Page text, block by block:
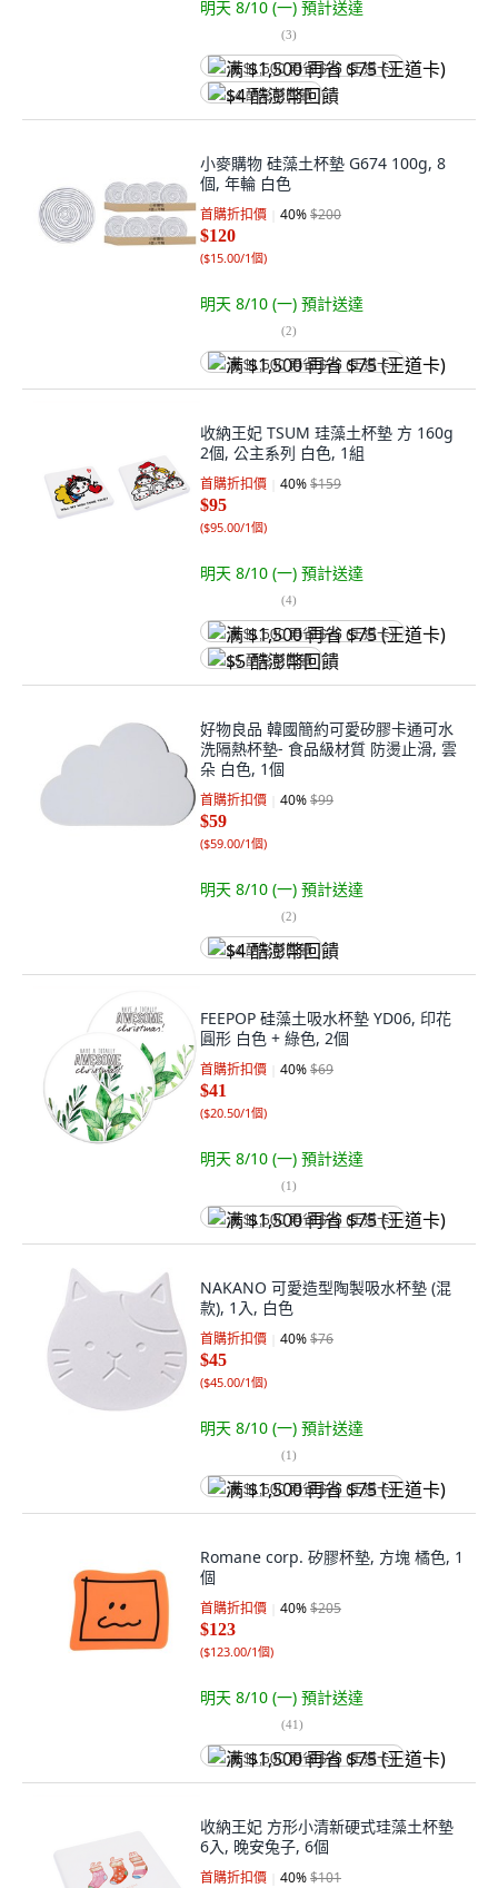
明天 8/10 (一) 預計送達
(3)
满 $1,500 再省 $75 (王道卡)
$4 酷澎幣回饋
小麥購物 硅藻土杯墊 G674 100g, 8
個, 年輪 白色
首購折扣價 40%$200
$120
($15.00/1個)
明天 8/10 (一) 預計送達
(2)
满 $1,500 再省 $75 (王道卡)
收納王妃 TSUM 珪藻土杯墊 方 160g
2個, 公主系列 白色, 1組
首購折扣價 40%$159
$95
($95.00/1個)
明天 8/10 (一) 預計送達
(4)
满 $1,500 再省 $75 (王道卡)
$5 酷澎幣回饋
好物良品 韓國簡約可愛矽膠卡通可水
洗隔熱杯墊- 食品級材質 防燙止滑, 雲
朵 白色, 1個
首購折扣價 40%$99
$59
($59.00/1個)
明天 8/10 (一) 預計送達
(2)
$4 酷澎幣回饋
FEEPOP 硅藻土吸水杯墊 YD06, 印花
圓形 白色 + 綠色, 2個
首購折扣價 40%$69
$41
($20.50/1個)
明天 8/10 (一) 預計送達
(1)
满 $1,500 再省 $75 (王道卡)
NAKANO 可愛造型陶製吸水杯墊 (混
款), 1入, 白色
首購折扣價 40%$76
$45
($45.00/1個)
明天 8/10 (一) 預計送達
(1)
满 $1,500 再省 $75 (王道卡)
Romane corp. 矽膠杯墊, 方塊 橘色, 1
個
首購折扣價 40%$205
$123
($123.00/1個)
明天 8/10 (一) 預計送達
(41)
满 $1,500 再省 $75 (王道卡)
收納王妃 方形小清新硬式珪藻土杯墊
6入, 晚安兔子, 6個
首購折扣價 40%$101